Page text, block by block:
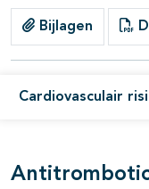
Bijlagen
Cardiovasculair
open- en
open- en
open- en
open- en